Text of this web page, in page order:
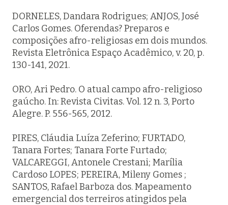
DORNELES, Dandara Rodrigues; ANJOS, José
Carlos Gomes. Oferendas? Preparos e
composições afro-religiosas em dois mundos.
Revista Eletrônica Espaço Acadêmico, v. 20, p.
130-141, 2021.
ORO, Ari Pedro. O atual campo afro-religioso
gaúcho. In: Revista Civitas. Vol. 12 n. 3, Porto
Alegre. P. 556-565, 2012.
PIRES, Cláudia Luíza Zeferino; FURTADO,
Tanara Fortes; Tanara Forte Furtado;
VALCAREGGI, Antonele Crestani; Marília
Cardoso LOPES; PEREIRA, Mileny Gomes ;
SANTOS, Rafael Barboza dos. Mapeamento
emergencial dos terreiros atingidos pela